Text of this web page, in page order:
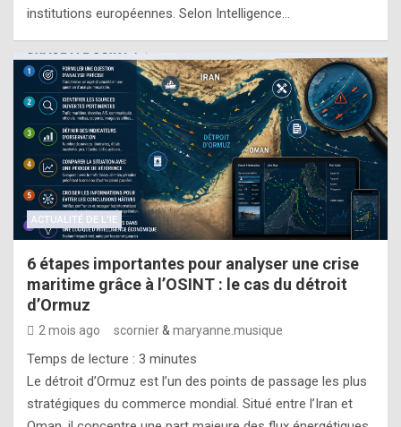
institutions européennes. Selon Intelligence…
ACTUALITÉ DE L'IE
6 étapes importantes pour analyser une crise
maritime grâce à l’OSINT : le cas du détroit
d’Ormuz
2 mois ago scornier& maryanne.musique
Temps de lecture : 3 minutes
Le détroit d’Ormuz est l’un des points de passage les plus
stratégiques du commerce mondial. Situé entre l’Iran et